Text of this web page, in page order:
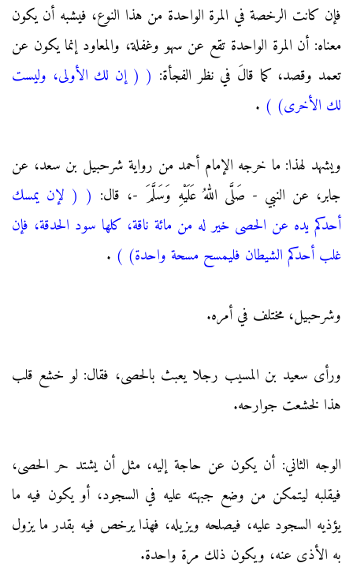
فإن كانت الرخصة في المرة الواحدة من هذا النوع، فيشبه أن يكون
معناه: أن المرة الواحدة تقع عن سهو وغفلة، والمعاود إنما يكون عن
تعمد وقصد، كما قالَ في نظر الفجأة: ( ( إن لك الأولى، وليست
لك الأخرى) )
.
ويشهد لهذا: ما خرجه الإمام أحمد من رواية شرحبيل بن سعد، عن
جابر، عن النبي - صَلَّى اللهُ عَلَيْهِ وَسَلَّمَ -، قال: ( ( لإن يمسك
أحدكم يده عن الحصى خير له من مائة ناقة، كلها سود الحدقة، فإن
غلب أحدكم الشيطان فليمسح مسحة واحدة) )
.
وشرحبيل، مختلف في أمره.
ورأى سعيد بن المسيب رجلا يعبث بالحصى، فقال: لو خشع قلب
هذا لخشعت جوارحه.
الوجه الثاني: أن يكون عن حاجة إليه، مثل أن يشتد حر الحصى،
فيقلبه ليتمكن من وضع جبهته عليه في السجود، أو يكون فيه ما
يؤذيه السجود عليه، فيصلحه ويزيله، فهذا يرخص فيه بقدر ما يزول
به الأذى عنه، ويكون ذلك مرة واحدة.